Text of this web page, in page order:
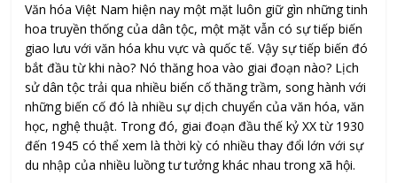
Văn hóa Việt Nam hiện nay một mặt luôn giữ gìn những tinh
hoa truyền thống của dân tộc, một mặt vẫn có sự tiếp biến
giao lưu với văn hóa khu vực và quốc tế. Vậy sự tiếp biến đó
bắt đầu từ khi nào? Nó thăng hoa vào giai đoạn nào? Lịch
sử dân tộc trải qua nhiều biến cố thăng trầm, song hành với
những biến cố đó là nhiều sự dịch chuyển của văn hóa, văn
học, nghệ thuật. Trong đó, giai đoạn đầu thế kỷ XX từ 1930
đến 1945 có thể xem là thời kỳ có nhiều thay đổi lớn với sự
du nhập của nhiều luồng tư tưởng khác nhau trong xã hội.